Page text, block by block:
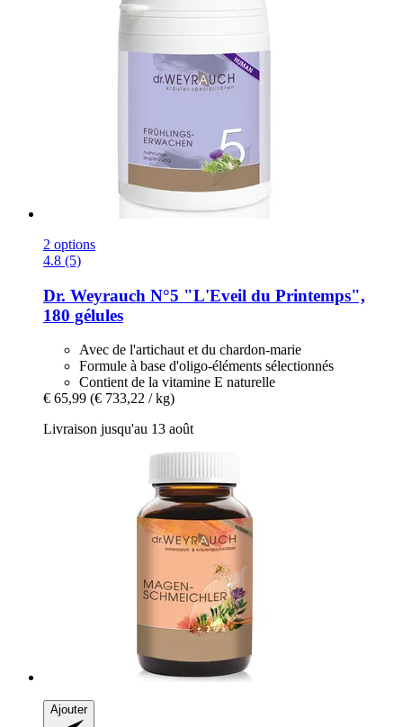
2 options
4.8 (5)
Dr. Weyrauch N°5 "L'Eveil du Printemps",
180 gélules
Avec de l'artichaut et du chardon-marie
Formule à base d'oligo-éléments sélectionnés
Contient de la vitamine E naturelle
€ 65,99 (€ 733,22 / kg)
Livraison jusqu'au 13 août
Ajouter